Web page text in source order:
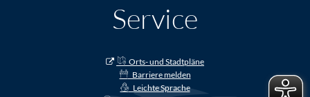
Service
Orts- und Stadtpläne
Barriere melden
Leichte Sprache